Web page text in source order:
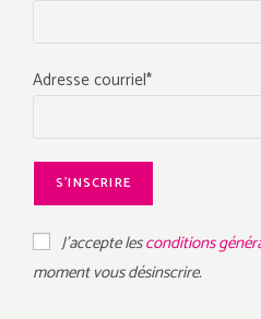
Adresse courriel*
J'accepte lesconditions
moment vous désinscrire.